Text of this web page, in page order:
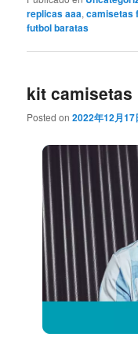
replicas aaa,camisetas
futbol baratas
kit camisetas
Posted on2022年12月17